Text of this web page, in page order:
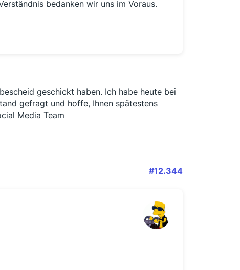
bedanken wir uns im Voraus.
geschickt haben. Ich habe heute bei
gefragt und hoffe, Ihnen spätestens
Media Team
#12.344